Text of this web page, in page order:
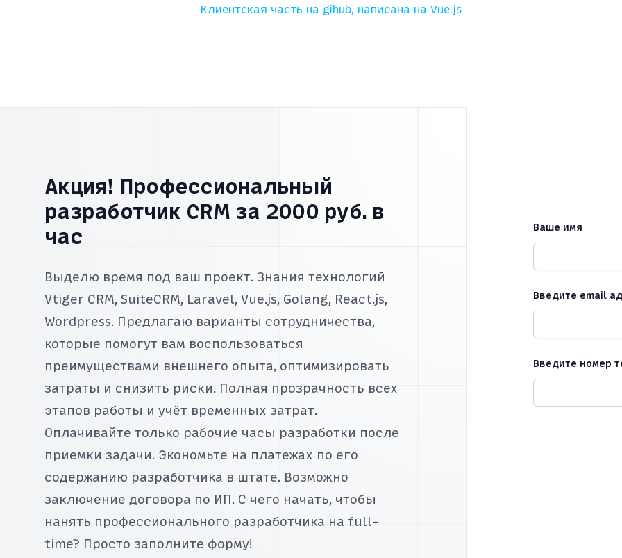
Клиентская часть на gihub, написана на Vue.js
Акция! Профессиональный
разработчик CRM за 2000 руб. в
час
Выделю время под ваш проект. Знания технологий
Vtiger CRM, SuiteCRM, Laravel, Vue.js, Golang, React.js,
Wordpress. Предлагаю варианты сотрудничества,
которые помогут вам воспользоваться
преимуществами внешнего опыта, оптимизировать
затраты и снизить риски. Полная прозрачность всех
этапов работы и учёт временных затрат.
Оплачивайте только рабочие часы разработки после
приемки задачи. Экономьте на платежах по его
содержанию разработчика в штате. Возможно
заключение договора по ИП. С чего начать, чтобы
нанять профессионального разработчика на full-
time? Просто заполните форму!
Ваше имя
Введите email
Введите номер